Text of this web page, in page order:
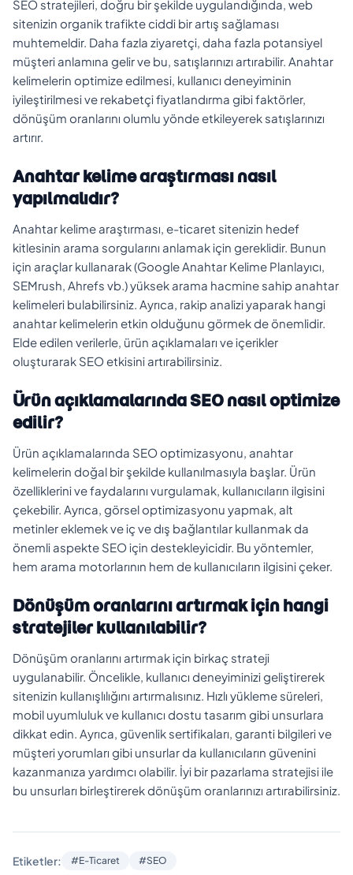
SEO stratejileri, doğru bir şekilde uygulandığında, web
sitenizin organik trafikte ciddi bir artış sağlaması
muhtemeldir. Daha fazla ziyaretçi, daha fazla potansiyel
müşteri anlamına gelir ve bu, satışlarınızı artırabilir. Anahtar
kelimelerin optimize edilmesi, kullanıcı deneyiminin
iyileştirilmesi ve rekabetçi fiyatlandırma gibi faktörler,
dönüşüm oranlarını olumlu yönde etkileyerek satışlarınızı
artırır.
Anahtar kelime araştırması nasıl
yapılmalıdır?
Anahtar kelime araştırması, e-ticaret sitenizin hedef
kitlesinin arama sorgularını anlamak için gereklidir. Bunun
için araçlar kullanarak (Google Anahtar Kelime Planlayıcı,
SEMrush, Ahrefs vb.) yüksek arama hacmine sahip anahtar
kelimeleri bulabilirsiniz. Ayrıca, rakip analizi yaparak hangi
anahtar kelimelerin etkin olduğunu görmek de önemlidir.
Elde edilen verilerle, ürün açıklamaları ve içerikler
oluşturarak SEO etkisini artırabilirsiniz.
Ürün açıklamalarında SEO nasıl optimize
edilir?
Ürün açıklamalarında SEO optimizasyonu, anahtar
kelimelerin doğal bir şekilde kullanılmasıyla başlar. Ürün
özelliklerini ve faydalarını vurgulamak, kullanıcıların ilgisini
çekebilir. Ayrıca, görsel optimizasyonu yapmak, alt
metinler eklemek ve iç ve dış bağlantılar kullanmak da
önemli aspekte SEO için destekleyicidir. Bu yöntemler,
hem arama motorlarının hem de kullanıcıların ilgisini çeker.
Dönüşüm oranlarını artırmak için hangi
stratejiler kullanılabilir?
Dönüşüm oranlarını artırmak için birkaç strateji
uygulanabilir. Öncelikle, kullanıcı deneyiminizi geliştirerek
sitenizin kullanışlılığını artırmalısınız. Hızlı yükleme süreleri,
mobil uyumluluk ve kullanıcı dostu tasarım gibi unsurlara
dikkat edin. Ayrıca, güvenlik sertifikaları, garanti bilgileri ve
müşteri yorumları gibi unsurlar da kullanıcıların güvenini
kazanmanıza yardımcı olabilir. İyi bir pazarlama stratejisi ile
bu unsurları birleştirerek dönüşüm oranlarınızı artırabilirsiniz.
Etiketler: #E-Ticaret #SEO